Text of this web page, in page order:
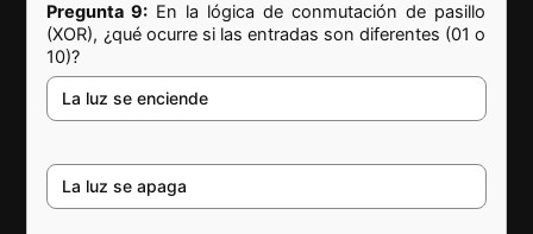
Pregunta 9: En la lógica de conmutación de pasillo
(XOR), ¿qué ocurre si las entradas son diferentes (01 o
10)?
La luz se enciende
La luz se apaga